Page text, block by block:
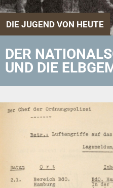
DIE JUGEND VON HEUTE
DER
UND DIE